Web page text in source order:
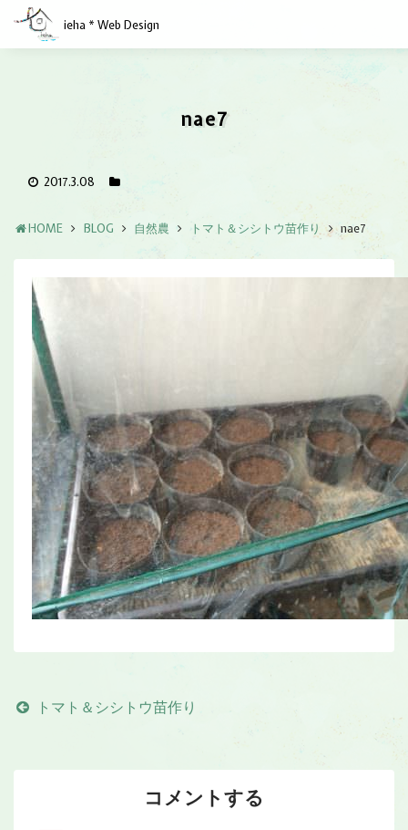
ieha * Web Design
nae7
2017.3.08
HOME BLOG 自然農 トマト＆シシトウ苗作り nae7
トマト＆シシトウ苗作り
コメントする